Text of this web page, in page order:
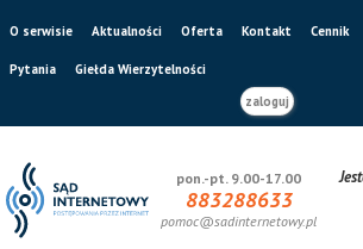
O serwisie Aktualności Oferta Kontakt Cennik
Pytania
Giełda Wierzytelności
zaloguj
pon.-pt. 9.00-17.00
883288633
pomoc@sadinternetowy.pl